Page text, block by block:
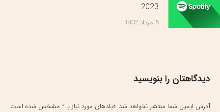
2023
5 مرداد 1402
دیدگاهتان را بنویسید
آدرس ایمیل شما منتشر نخواهد شد. فیلدهای مورد نیاز با * مشخص شده است